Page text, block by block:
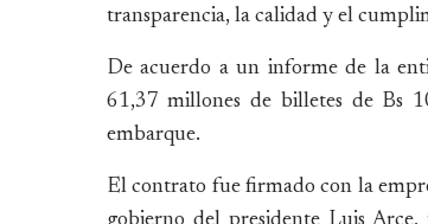
transparencia, la calidad y el
De acuerdo a un informe de la
61,37 millones de billetes de Bs
embarque.
El contrato fue firmado con la